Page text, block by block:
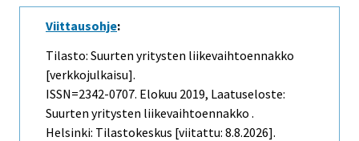
Viittausohje:
Tilasto: Suurten yritysten liikevaihtoennakko
[verkkojulkaisu].
ISSN=2342-0707. Elokuu 2019, Laatuseloste:
Suurten yritysten liikevaihtoennakko .
Helsinki: Tilastokeskus [viitattu: 8.8.2026].